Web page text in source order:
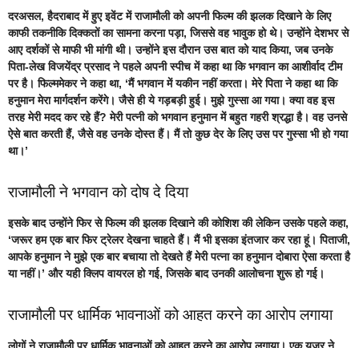
दरअसल, हैदराबाद में हुए इवेंट मेंराजामौलीको अपनी फिल्म की झलक दिखाने के लिए
काफी तकनीकि दिक्कतों का सामना करना पड़ा, जिससे वह भावुक हो थे। उन्होंने देशभर से
आए दर्शकों से माफी भी मांगी थी। उन्होंने इस दौरान उस बात को याद किया, जब उनके
पिता-लेख विजयेंद्र प्रसाद ने पहले अपनी स्पीच में कहा था कि भगवान का आशीर्वाद टीम
पर है। फिल्ममेकर ने कहा था, ‘मैं भगवान में यकीन नहीं करता। मेरे पिता ने कहा था कि
हनुमान मेरा मार्गदर्शन करेंगे। जैसे ही ये गड़बड़ी हुई। मुझे गुस्सा आ गया। क्या वह इस
तरह मेरी मदद कर रहे हैं? मेरी पत्नी को भगवान हनुमान में बहुत गहरी श्रद्धा है। वह उनसे
ऐसे बात करती हैं, जैसे वह उनके दोस्त हैं। मैं तो कुछ देर के लिए उस पर गुस्सा भी हो गया
था।’
राजामौली ने भगवान को दोष दे दिया
इसके बाद उन्होंने फिर सेफिल्म की झलकदिखाने की कोशिश की लेकिन उसके पहले कहा,
‘जरूर हम एक बार फिर ट्रेलर देखना चाहते हैं। मैं भी इसका इंतजार कर रहा हूं। पिताजी,
आपके हनुमान ने मुझे एक बार बचाया तो देखते हैं मेरी पत्ना का हनुमान दोबारा ऐसा करता है
या नहीं।’ और यही क्लिप वायरल हो गई, जिसके बाद उनकी आलोचना शुरू हो गई।
राजामौली पर धार्मिक भावनाओं को आहत करने का आरोप लगाया